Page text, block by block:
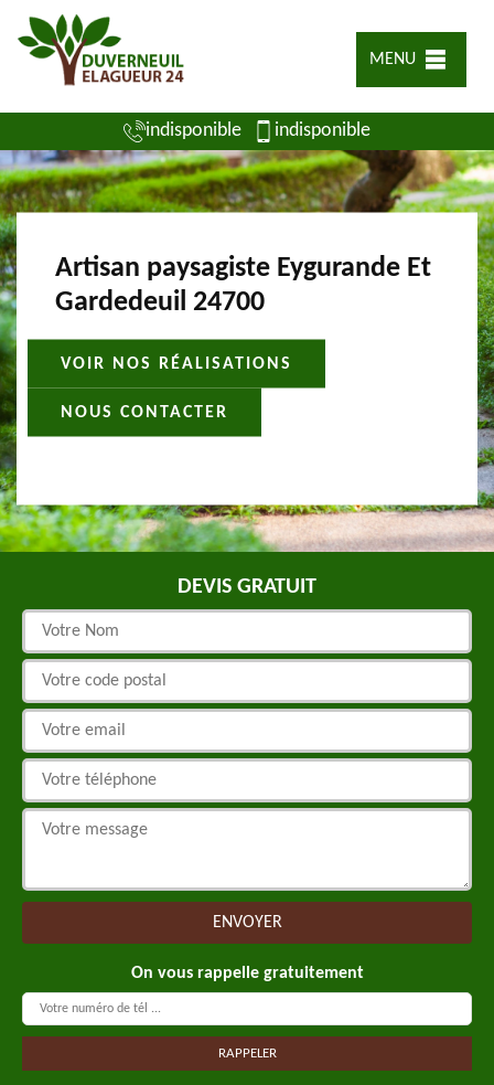
MENU
indisponible indisponible
Artisan paysagiste Eygurande Et
Gardedeuil 24700
VOIR NOS RÉALISATIONS
NOUS CONTACTER
DEVIS GRATUIT
On vous rappelle gratuitement